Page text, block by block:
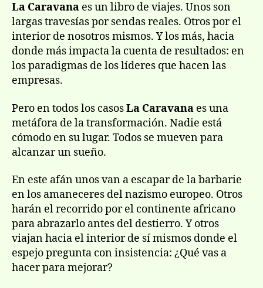
La Caravana es un libro de viajes. Unos son
largas travesías por sendas reales. Otros por el
interior de nosotros mismos. Y los más, hacia
donde más impacta la cuenta de resultados: en
los paradigmas de los líderes que hacen las
empresas.
Pero en todos los casosLa Caravana es una
metáfora de la transformación. Nadie está
cómodo en su lugar. Todos se mueven para
alcanzar un sueño.
En este afán unos van a escapar de la barbarie
en los amaneceres del nazismo europeo. Otros
harán el recorrido por el continente africano
para abrazarlo antes del destierro. Y otros
viajan hacia el interior de sí mismos donde el
espejo pregunta con insistencia: ¿Qué vas a
hacer para mejorar?